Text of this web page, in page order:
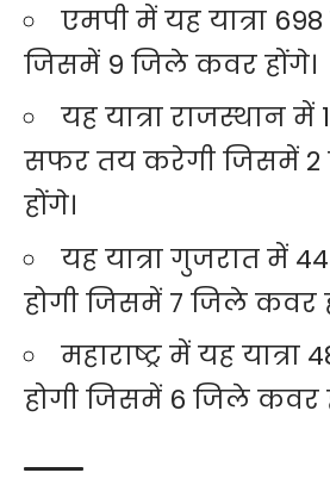
एमपी में यह यात्रा
जिसमें 9 जिले कवर होंगे।
यह यात्रा राजस्थान में
सफर तय करेगी जिसमें
होंगे।
यह यात्रा गुजरात में
होगी जिसमें 7 जिले कवर
महाराष्ट्र में यह यात्रा
होगी जिसमें 6 जिले कवर